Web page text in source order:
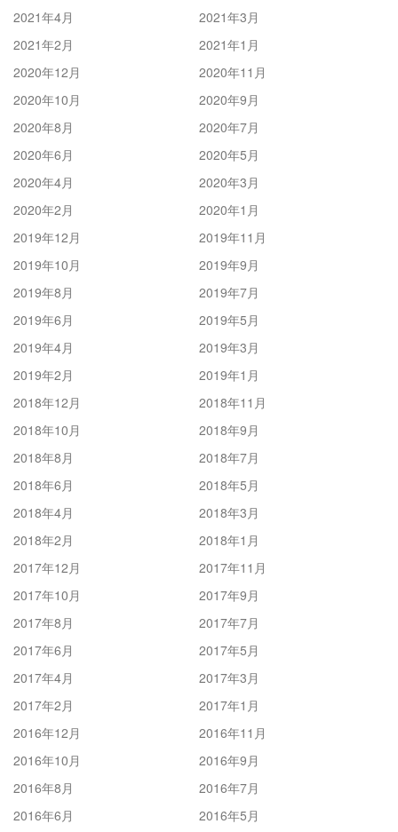
2021年4月
2021年3月
2021年2月
2021年1月
2020年12月
2020年11月
2020年10月
2020年9月
2020年8月
2020年7月
2020年6月
2020年5月
2020年4月
2020年3月
2020年2月
2020年1月
2019年12月
2019年11月
2019年10月
2019年9月
2019年8月
2019年7月
2019年6月
2019年5月
2019年4月
2019年3月
2019年2月
2019年1月
2018年12月
2018年11月
2018年10月
2018年9月
2018年8月
2018年7月
2018年6月
2018年5月
2018年4月
2018年3月
2018年2月
2018年1月
2017年12月
2017年11月
2017年10月
2017年9月
2017年8月
2017年7月
2017年6月
2017年5月
2017年4月
2017年3月
2017年2月
2017年1月
2016年12月
2016年11月
2016年10月
2016年9月
2016年8月
2016年7月
2016年6月
2016年5月